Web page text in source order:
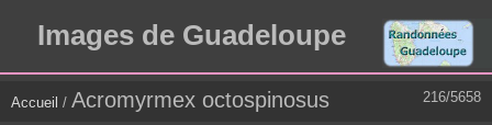
Images de Guadeloupe
216/5658
Accueil / Acromyrmex octospinosus